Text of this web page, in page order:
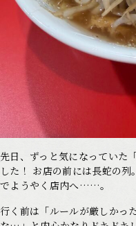
先日、ずっと気になっていた
した！ お店の前には長蛇の
でようやく店内へ……。
行く前は「ルールが厳しかっ